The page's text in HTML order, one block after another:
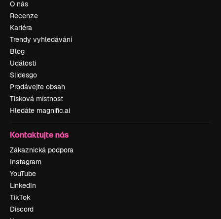
O nás
Recenze
Kariéra
Trendy vyhledávání
Blog
Události
Slidesgo
Prodávejte obsah
Tisková místnost
Hledáte magnific.ai
Kontaktujte nás
Zákaznická podpora
Instagram
YouTube
LinkedIn
TikTok
Discord